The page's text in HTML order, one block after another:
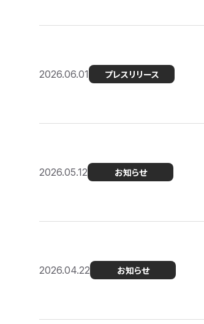
2026.06.01 プレスリリース
2026.05.12 お知らせ
2026.04.22 お知らせ